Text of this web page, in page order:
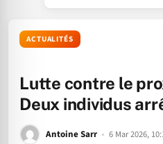
ACTUALITÉS
Lutte contre le
Deux individus
Antoine Sarr 6 Mar 2026,